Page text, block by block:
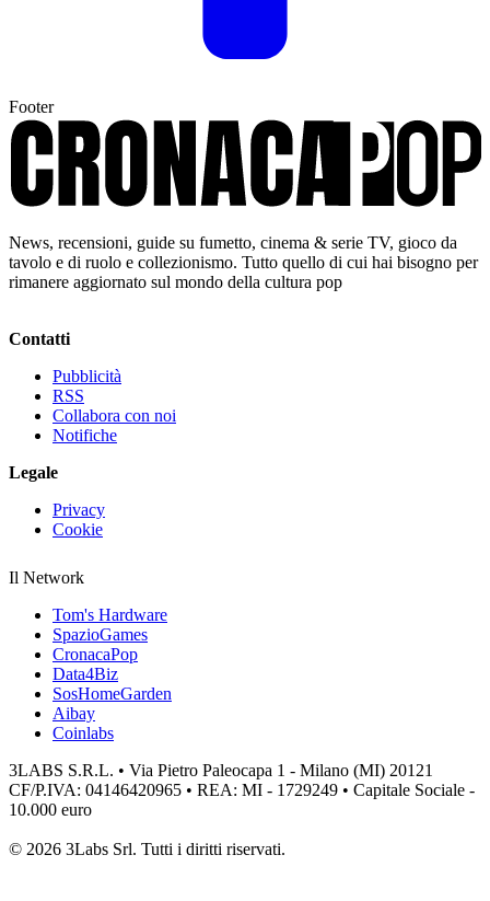
Footer
News, recensioni, guide su fumetto, cinema & serie TV, gioco da
tavolo e di ruolo e collezionismo. Tutto quello di cui hai bisogno per
rimanere aggiornato sul mondo della cultura pop
Contatti
Pubblicità
RSS
Collabora con noi
Notifiche
Legale
Privacy
Cookie
Il Network
Tom's Hardware
SpazioGames
CronacaPop
Data4Biz
SosHomeGarden
Aibay
Coinlabs
3LABS S.R.L. • Via Pietro Paleocapa 1 - Milano (MI) 20121
CF/P.IVA: 04146420965 • REA: MI - 1729249 • Capitale Sociale -
10.000 euro
© 2026 3Labs Srl. Tutti i diritti riservati.